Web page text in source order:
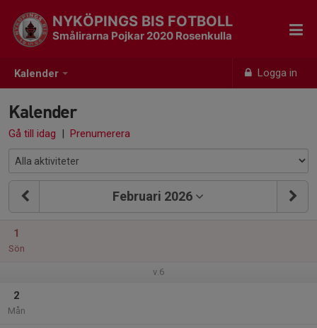
Kalender Logga in
NYKÖPINGS BIS FOTBOLL
Smålirarna Pojkar 2020 Rosenkulla
Kalender
Gå till idag | Prenumerera
Februari 2026
1
Sön
v.6
2
Mån